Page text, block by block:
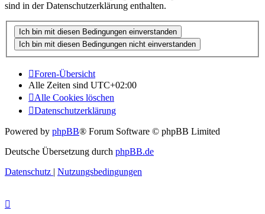
sind in der Datenschutzerklärung enthalten.
Foren-Übersicht
Alle Zeiten sind UTC+02:00
Alle Cookies löschen
Datenschutzerklärung
Powered by phpBB® Forum Software © phpBB Limited
Deutsche Übersetzung durch phpBB.de
Datenschutz | Nutzungsbedingungen